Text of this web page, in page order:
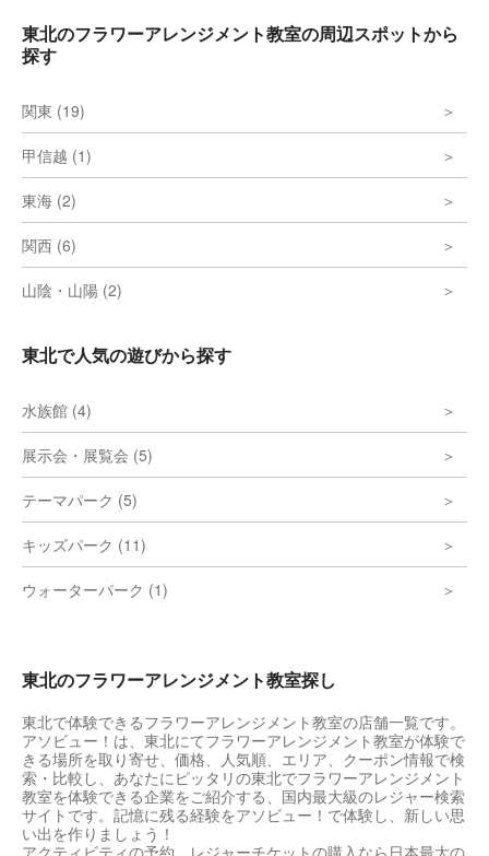
東北のフラワーアレンジメント教室の周辺スポットから
探す
関東 (19)
甲信越 (1)
東海 (2)
関西 (6)
山陰・山陽 (2)
東北で人気の遊びから探す
水族館 (4)
展示会・展覧会 (5)
テーマパーク (5)
キッズパーク (11)
ウォーターパーク (1)
東北のフラワーアレンジメント教室探し
東北で体験できるフラワーアレンジメント教室の店舗一覧です。
アソビュー！は、東北にてフラワーアレンジメント教室が体験で
きる場所を取り寄せ、価格、人気順、エリア、クーポン情報で検
索・比較し、あなたにピッタリの東北でフラワーアレンジメント
教室を体験できる企業をご紹介する、国内最大級のレジャー検索
サイトです。記憶に残る経験をアソビュー！で体験し、新しい思
い出を作りましょう！
アクティビティの予約、レジャーチケットの購入なら日本最大の